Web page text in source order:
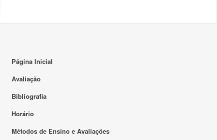
Página Inicial
Avaliação
Bibliografia
Horário
Métodos de Ensino e Avaliações